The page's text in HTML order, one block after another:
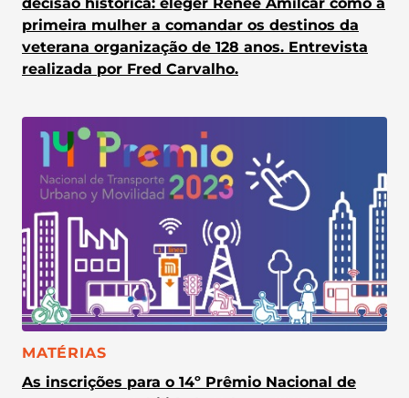
primeira mulher a comandar os destinos da
veterana organização de 128 anos. Entrevista
realizada por Fred Carvalho.
CATEGORIA:
MATÉRIAS
As inscrições para o 14º Prêmio Nacional de